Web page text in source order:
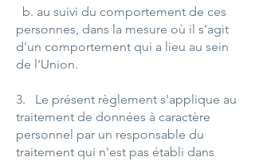
b. au suivi du comportement de ces
personnes, dans la mesure où il s'agit
d'un comportement qui a lieu au sein
de l'Union.
3. Le présent règlement s'applique au
traitement de données à caractère
personnel par un responsable du
traitement qui n'est pas établi dans